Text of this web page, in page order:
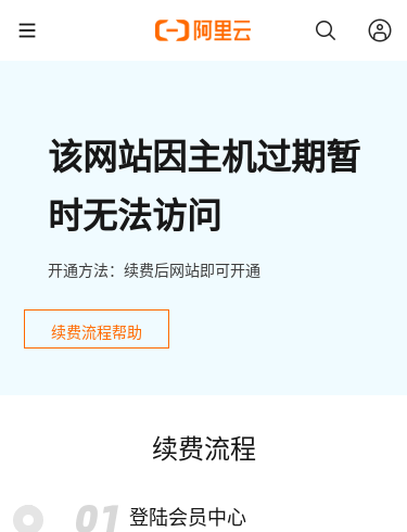
该网站因主机过期暂
时无法访问
开通方法：续费后网站即可开通
续费流程帮助
续费流程
登陆会员中心